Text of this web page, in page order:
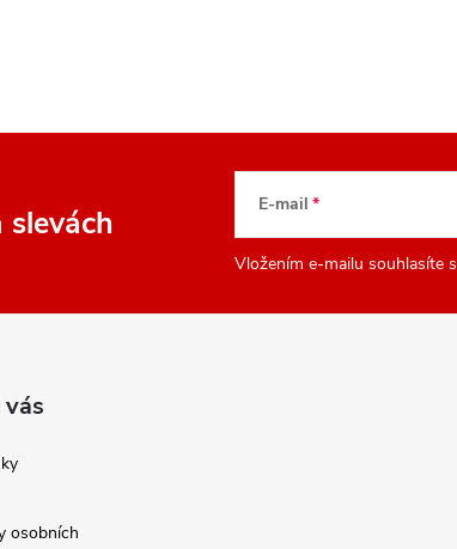
slevách E-mail
Vložením e-mailu souhlasíte s
osobních